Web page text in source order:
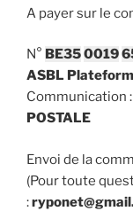
A payer sur le
N° BE350019
ASBL
Communication :
POSTALE
Envoi de la
(Pour toute
: